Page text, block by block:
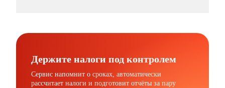
Держите налоги под контролем
Сервис напомнит о сроках, автоматически
рассчитает налоги и подготовит отчёты за пару